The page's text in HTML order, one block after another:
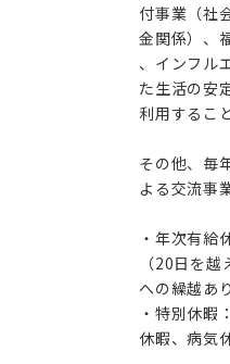
付事業（社
金関係）、
、インフル
た生活の安
利用するこ
その他、毎
よる交流事
・年次有給
（20日を
への繰越あり
・特別休暇
休暇、病気